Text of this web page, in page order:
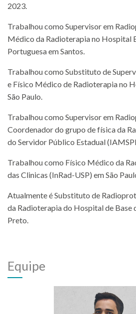
2023.
Trabalhou como Supervisor em
Médico da Radioterapia no Hospital
Portuguesa em Santos.
Trabalhou como Substituto de
e Físico Médico de Radioterapia no
São Paulo.
Trabalhou como Supervisor em
Coordenador do grupo de física da
do Servidor Público Estadual
Trabalhou como Físico Médico da
das Clinicas (InRad-USP) em São
Atualmente é Substituto de
da Radioterapia do Hospital de Base
Preto.
Equipe